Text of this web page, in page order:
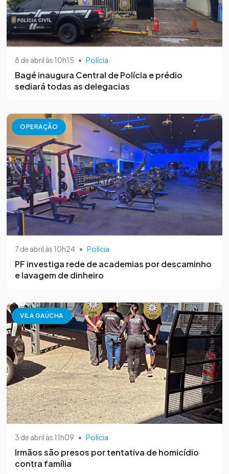
8 de abril às 10h15 • Polícia
Bagé inaugura Central de Polícia e prédio
sediará todas as delegacias
OPERAÇÃO
7 de abril às 10h24 • Polícia
PF investiga rede de academias por descaminho
e lavagem de dinheiro
VILA GAÚCHA
3 de abril às 11h09 • Polícia
Irmãos são presos por tentativa de homicídio
contra família